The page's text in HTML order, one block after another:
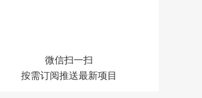
微信扫一扫
按需订阅推送最新项目